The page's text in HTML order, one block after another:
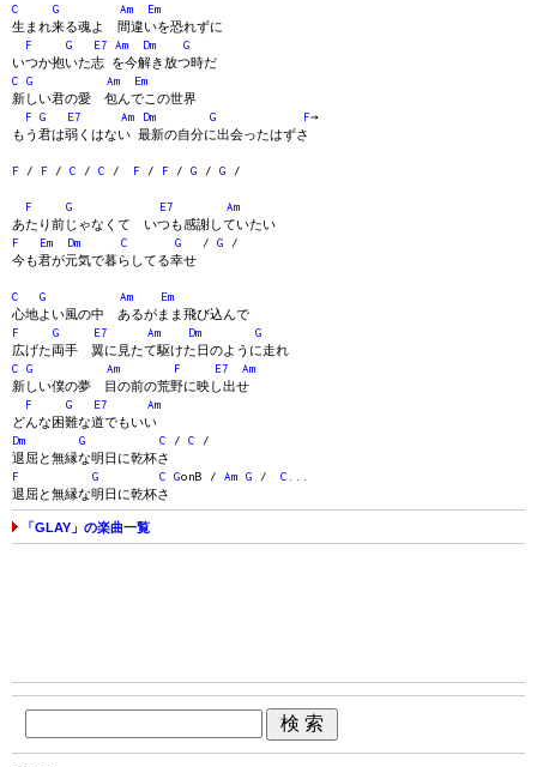
C G Am
Em
生まれ来る魂よ 間違いを恐れずに
F
G E7 Am Dm
G
いつか抱いた志 を今解き放つ時だ
C
G Am
Em
新しい君の愛 包んでこの世界
F
G E7 Am Dm G F→
もう君は弱くはない 最新の自分に出会ったはずさ
F / F / C / C / F / F / G / G /
F G E7
Am
あたり前じゃなくて いつも感謝していたい
F
Em Dm C G / G /
今も君が元気で暮らしてる幸せ
C G Am
Em
心地よい風の中 あるがまま飛び込んで
F
G E7 Am Dm
G
広げた両手 翼に見たて駆けた日のように走れ
C
G Am F E7
Am
新しい僕の夢 目の前の荒野に映し出せ
F
G E7
Am
どんな困難な道でもいい
Dm
G C / C /
退屈と無縁な明日に乾杯さ
F
G C GonB / Am G / C
退屈と無縁な明日に乾杯さ
「GLAY」の楽曲一覧